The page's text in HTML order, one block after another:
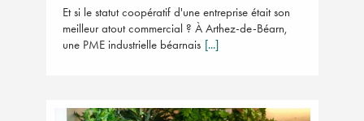
Et si le statut coopératif d'une entreprise était son
meilleur atout commercial ? À Arthez-de-Béarn,
une PME industrielle béarnais [...]